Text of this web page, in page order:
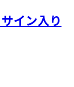
イン入り